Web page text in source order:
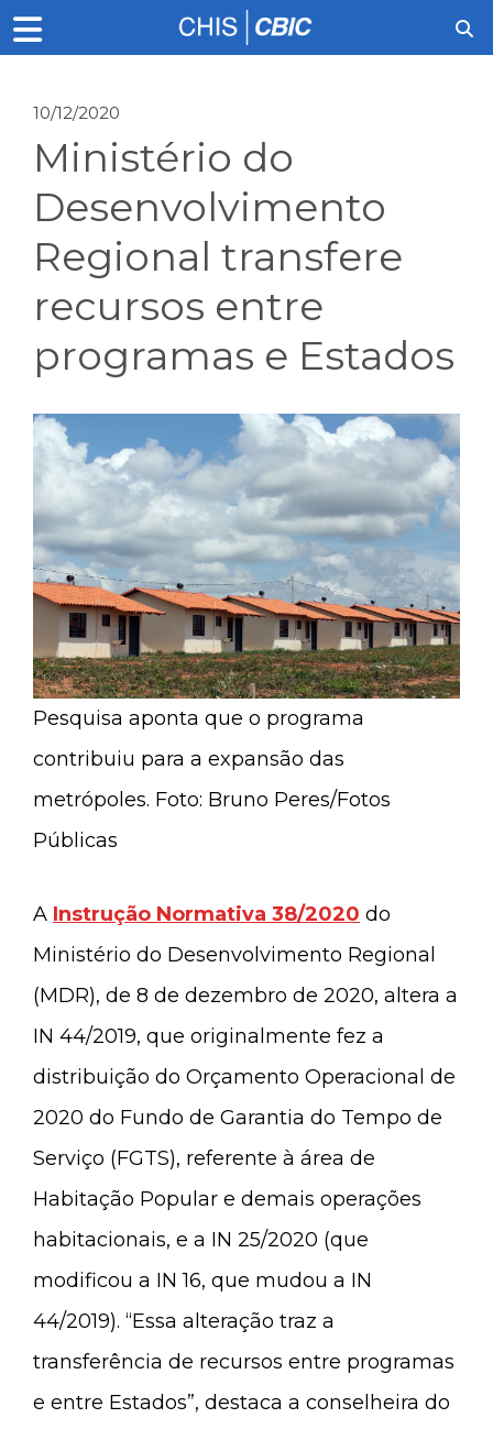
10/12/2020
Ministério do
Desenvolvimento
Regional transfere
recursos entre
programas e Estados
Pesquisa aponta que o programa
contribuiu para a expansão das
metrópoles. Foto: Bruno Peres/Fotos
Públicas
A Instrução Normativa 38/2020 do
Ministério do Desenvolvimento Regional
(MDR), de 8 de dezembro de 2020, altera a
IN 44/2019, que originalmente fez a
distribuição do Orçamento Operacional de
2020 do Fundo de Garantia do Tempo de
Serviço (FGTS), referente à área de
Habitação Popular e demais operações
habitacionais, e a IN 25/2020 (que
modificou a IN 16, que mudou a IN
44/2019). “Essa alteração traz a
transferência de recursos entre programas
e entre Estados”, destaca a conselheira do